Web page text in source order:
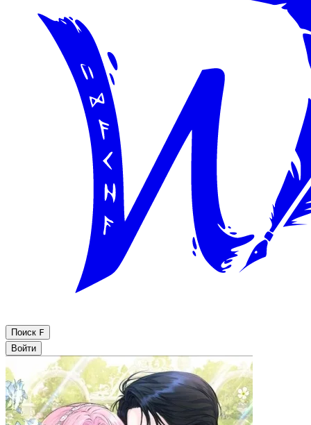
Поиск F
Войти